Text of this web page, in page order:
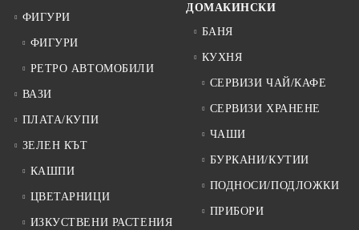
ФИГУРИ
ФИГУРИ
РЕТРО АВТОМОБИЛИ
ВАЗИ
ПЛАТА/КУПИ
ЗЕЛЕН КЪТ
КАШПИ
ЦВЕТАРНИЦИ
ИЗКУСТВЕНИ РАСТЕНИЯ
ДОМАКИНСКИ
БАНЯ
КУХНЯ
СЕРВИЗИ ЧАЙ/КАФЕ
СЕРВИЗИ ХРАНЕНЕ
ЧАШИ
БУРКАНИ/КУТИИ
ПОДНОСИ/ПОДЛОЖКИ
ПРИБОРИ